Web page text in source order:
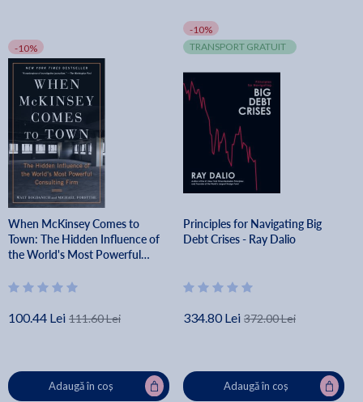
-10%
When McKinsey Comes to
Town: The Hidden Influence of
the World's Most Powerful
Bogdanich
100.44 Lei 111.60 Lei
Adaugă în coș
-10%
TRANSPORT GRATUIT
Principles for Navigating Big
Debt Crises - Ray Dalio
334.80 Lei 372.00 Lei
Adaugă în coș